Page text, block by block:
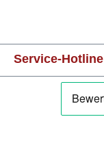
Service-Hotline